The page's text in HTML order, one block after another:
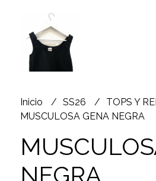
Inicio SS26
TOPS Y
MUSCULOSA GENA NEGRA
NEGRA